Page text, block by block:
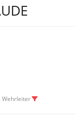
, Wehrleiter